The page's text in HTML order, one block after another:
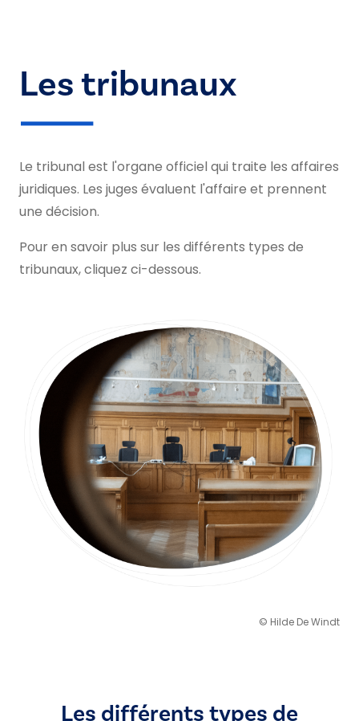
Les tribunaux
Le tribunal est l'organe officiel qui traite les affaires
juridiques. Les juges évaluent l'affaire et prennent
une décision.
Pour en savoir plus sur les différents types de
tribunaux, cliquez ci-dessous.
© Hilde De Windt
Les différents types de